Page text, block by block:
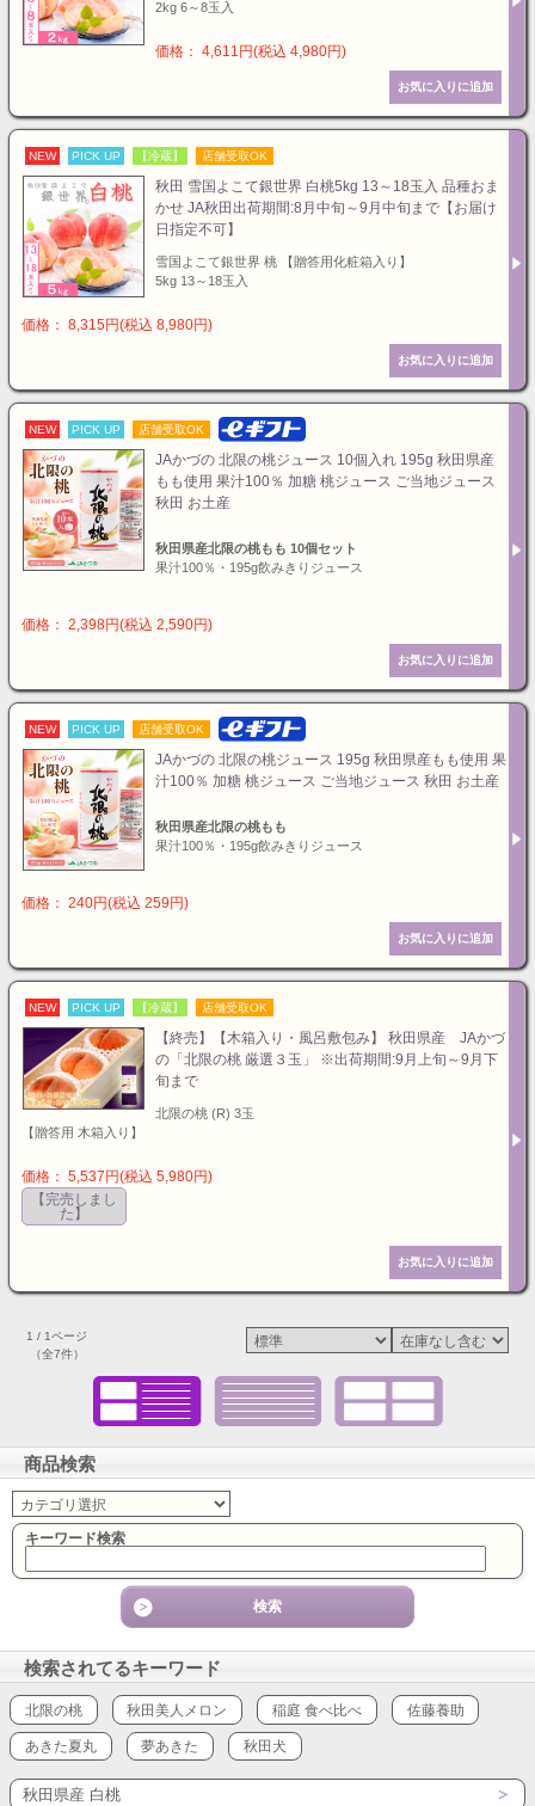
2kg 6～8玉入
価格： 4,611円(税込 4,980円)
NEW PICK UP 【冷蔵】 店舗受取OK
秋田 雪国よこて銀世界 白桃5kg 13～18玉入 品種おま
かせ JA秋田出荷期間:8月中旬～9月中旬まで【お届け
日指定不可】
雪国よこて銀世界 桃 【贈答用化粧箱入り】
5kg 13～18玉入
価格： 8,315円(税込 8,980円)
NEW PICK UP 店舗受取OK
JAかづの 北限の桃ジュース 10個入れ 195g 秋田県産
もも使用 果汁100％ 加糖 桃ジュース ご当地ジュース
秋田 お土産
秋田県産北限の桃もも 10個セット
果汁100％・195g飲みきりジュース
価格： 2,398円(税込 2,590円)
NEW PICK UP 店舗受取OK
JAかづの 北限の桃ジュース 195g 秋田県産もも使用 果
汁100％ 加糖 桃ジュース ご当地ジュース 秋田 お土産
秋田県産北限の桃もも
果汁100％・195g飲みきりジュース
価格： 240円(税込 259円)
NEW PICK UP 【冷蔵】 店舗受取OK
【終売】【木箱入り・風呂敷包み】 秋田県産 JAかづ
の「北限の桃 厳選３玉」 ※出荷期間:9月上旬～9月下
旬まで
北限の桃 (R) 3玉
【贈答用 木箱入り】
価格： 5,537円(税込 5,980円)
【完売しまし
た】
1 / 1ページ
（全7件）
商品検索
キーワード検索
検索されてるキーワード
北限の桃 秋田美人メロン 稲庭 食べ比べ 佐藤養助
あきた夏丸 夢あきた 秋田犬
秋田県産 白桃